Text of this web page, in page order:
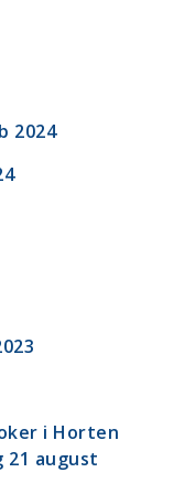
2024
i Horten
21 august